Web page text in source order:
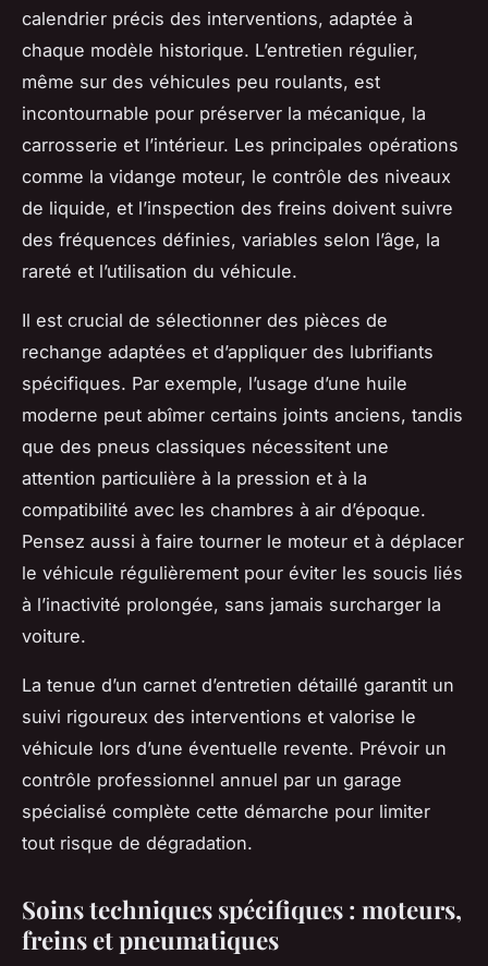
calendrier précis des interventions, adaptée à
chaque modèle historique. L’entretien régulier,
même sur des véhicules peu roulants, est
incontournable pour préserver la mécanique, la
carrosserie et l’intérieur. Les principales opérations
comme la vidange moteur, le contrôle des niveaux
de liquide, et l’inspection des freins doivent suivre
des fréquences définies, variables selon l’âge, la
rareté et l’utilisation du véhicule.
Il est crucial de sélectionner des pièces de
rechange adaptées et d’appliquer des lubrifiants
spécifiques. Par exemple, l’usage d’une huile
moderne peut abîmer certains joints anciens, tandis
que des pneus classiques nécessitent une
attention particulière à la pression et à la
compatibilité avec les chambres à air d’époque.
Pensez aussi à faire tourner le moteur et à déplacer
le véhicule régulièrement pour éviter les soucis liés
à l’inactivité prolongée, sans jamais surcharger la
voiture.
La tenue d’un carnet d’entretien détaillé garantit un
suivi rigoureux des interventions et valorise le
véhicule lors d’une éventuelle revente. Prévoir un
contrôle professionnel annuel par un garage
spécialisé complète cette démarche pour limiter
tout risque de dégradation.
Soins techniques spécifiques : moteurs,
freins et pneumatiques